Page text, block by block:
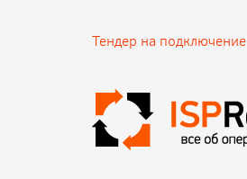
Тендер на подключение